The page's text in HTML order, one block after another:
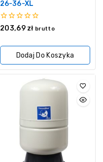
26-36-XL
0
203,69 zł brutto
Dodaj Do Koszyka